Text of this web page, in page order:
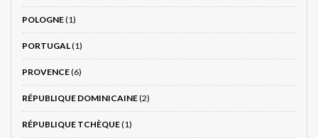
POLOGNE(1)
PORTUGAL(1)
PROVENCE(6)
RÉPUBLIQUE DOMINICAINE(2)
RÉPUBLIQUE TCHÈQUE(1)